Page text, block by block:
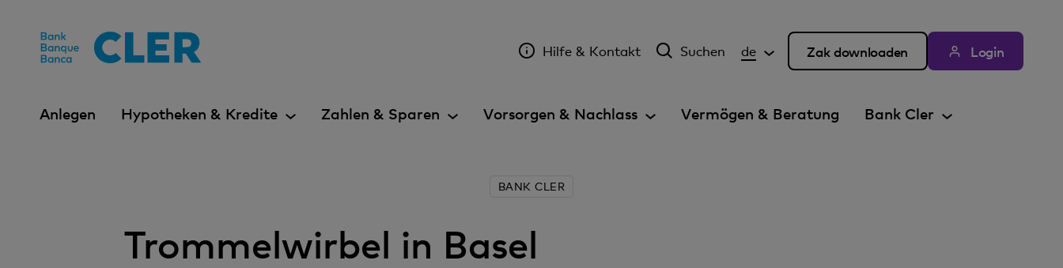
Hilfe & Kontakt Suchen de Zak downloaden Login
Anlegen Hypotheken & Kredite Zahlen & Sparen Vorsorgen & Nachlass Vermögen & Beratung Bank Cler
BANK CLER
Trommelwirbel in Basel